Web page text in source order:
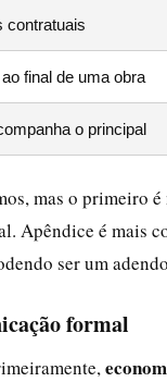
contratuais
final de uma obra
o principal
mas o primeiro
Apêndice é mais
ser um
formal